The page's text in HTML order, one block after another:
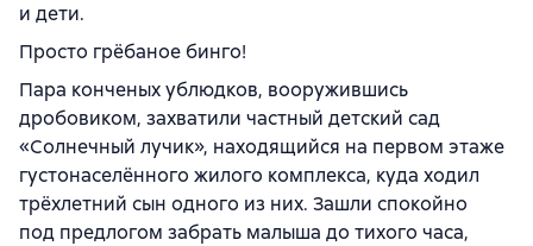
и дети.
Просто грёбаное бинго!
Пара конченых ублюдков, вооружившись
дробовиком, захватили частный детский сад
«Солнечный лучик», находящийся на первом этаже
густонаселённого жилого комплекса, куда ходил
трёхлетний сын одного из них. Зашли спокойно
под предлогом забрать малыша до тихого часа,